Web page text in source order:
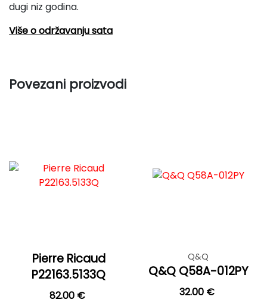
dugi niz godina.
Više o održavanju sata
Povezani proizvodi
Pierre Ricaud
P22163.5133Q
82.00 €
Q&Q
Q&Q Q58A-012PY
32.00 €